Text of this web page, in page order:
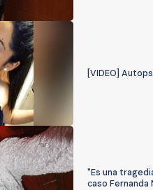
[VIDEO]
"Es una
caso Fernanda